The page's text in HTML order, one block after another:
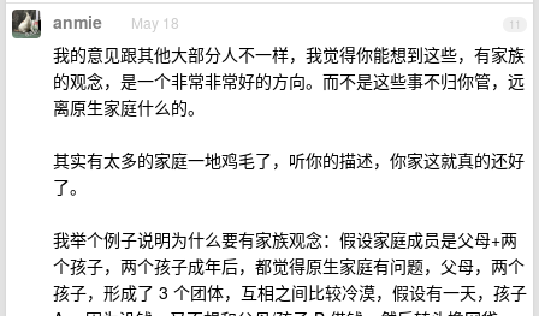
11
anmie May 18
我的意见跟其他大部分人不一样，我觉得你能想到这些，有家族
的观念，是一个非常非常好的方向。而不是这些事不归你管，远
离原生家庭什么的。
其实有太多的家庭一地鸡毛了，听你的描述，你家这就真的还好
了。
我举个例子说明为什么要有家族观念：假设家庭成员是父母+两
个孩子，两个孩子成年后，都觉得原生家庭有问题，父母，两个
孩子，形成了 3 个团体，互相之间比较冷漠，假设有一天，孩子